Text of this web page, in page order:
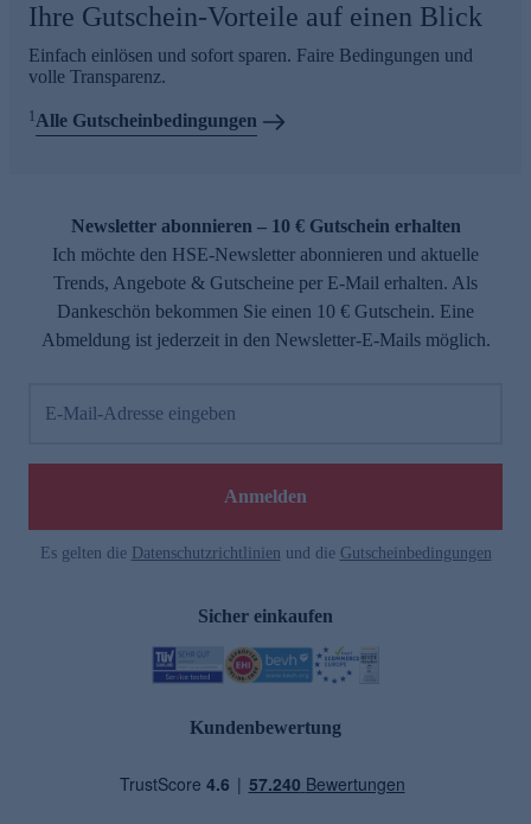
Ihre Gutschein-Vorteile auf einen Blick
Einfach einlösen und sofort sparen. Faire Bedingungen und
volle Transparenz.
1Alle Gutscheinbedingungen
Newsletter abonnieren – 10 € Gutschein erhalten
Ich möchte den HSE-Newsletter abonnieren und aktuelle
Trends, Angebote & Gutscheine per E-Mail erhalten. Als
Dankeschön bekommen Sie einen 10 € Gutschein. Eine
Abmeldung ist jederzeit in den Newsletter-E-Mails möglich.
E-Mail-Adresse eingeben
Anmelden
Es gelten die Datenschutzrichtlinien und die Gutscheinbedingungen
Sicher einkaufen
Kundenbewertung